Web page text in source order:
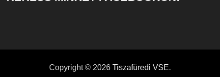
Copyright © 2026 Tiszafüredi VSE.